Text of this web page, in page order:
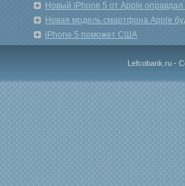
Новый iPhone 5 от Apple
Новая модель смартфона Apple
iPhone 5 поможет США
Lefcobank.ru -